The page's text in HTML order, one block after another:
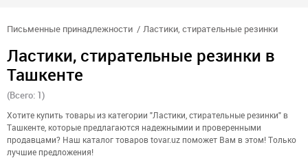
Письменные принадлежности Ластики, стирательные резинки
Ластики, стирательные резинки в
Ташкенте
(Всего: 1)
Хотите купить товары из категории "Ластики, стирательные резинки" в
Ташкенте, которые предлагаются надежнымии и проверенными
продавцами? Наш каталог товаров tovar.uz поможет Вам в этом! Только
лучшие предложения!